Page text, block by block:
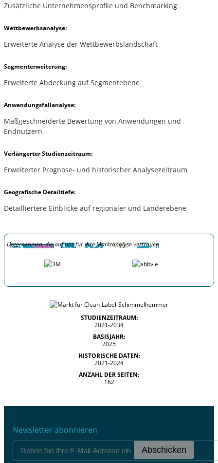
Zusätzliche Unternehmensprofile und Benchmarking
Wettbewerbsanalyse:
Erweiterte Analyse der Wettbewerbslandschaft
Segmenterweiterung:
Erweiterte Abdeckung auf Segmentebene
Anwendungsfallanalyse:
Maßgeschneiderte Bewertung von Anwendungen und
Endnutzern
Verlängerter Studienzeitraum:
Erweiterter Prognose- und historischer Analysezeitraum
Geografische Detailtiefe:
Detailliertere Einblicke auf regionaler und Länderebene
Unternehmen, die auf uns für ihre Marktanalyse vertrauen
STUDIENZEITRAUM:
2021-2034
BASISJAHR:
2025
HISTORISCHE DATEN:
2021-2024
ANZAHL DER SEITEN:
162
Newsletter abonnieren
Abschicken